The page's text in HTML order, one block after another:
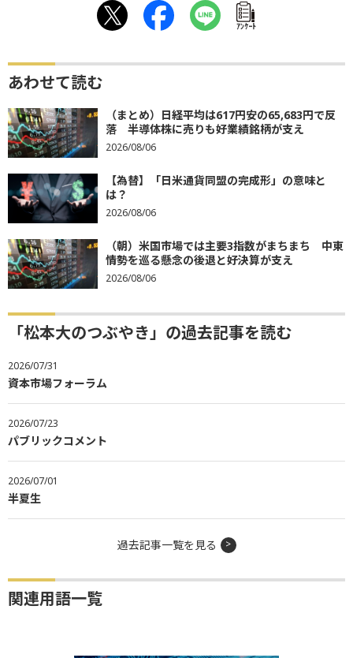
ｱﾝｹｰﾄ
あわせて読む
（まとめ）日経平均は617円安の65,683円で反
落 半導体株に売りも好業績銘柄が支え
2026/08/06
【為替】「日米通貨同盟の完成形」の意味と
は？
2026/08/06
（朝）米国市場では主要3指数がまちまち 中東
情勢を巡る懸念の後退と好決算が支え
2026/08/06
「松本大のつぶやき」の過去記事を読む
2026/07/31
資本市場フォーラム
2026/07/23
パブリックコメント
2026/07/01
半夏生
過去記事一覧を見る
関連用語一覧